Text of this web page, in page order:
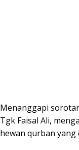
Menanggapi
Tgk Faisal Ali,
hewan qurban yang